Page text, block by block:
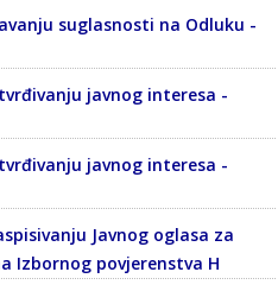
suglasnosti na Odluku -
javnog interesa -
javnog interesa -
Javnog oglasa za
Izbornog povjerenstva H